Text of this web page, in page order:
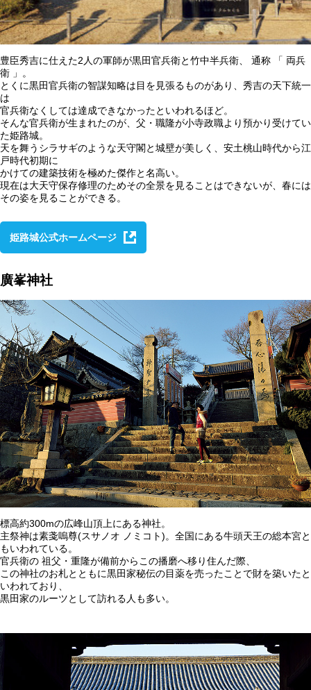
豊臣秀吉に仕えた2人の軍師が黒田官兵衛と竹中半兵衛、 通称 「 両兵
衛 」。
とくに黒田官兵衛の智謀知略は目を見張るものがあり、秀吉の天下統一
は
官兵衛なくしては達成できなかったといわれるほど。
そんな官兵衛が生まれたのが、父・職隆が小寺政職より預かり受けてい
た姫路城。
天を舞うシラサギのような天守閣と城壁が美しく、安土桃山時代から江
戸時代初期に
かけての建築技術を極めた傑作と名高い。
現在は大天守保存修理のためその全景を見ることはできないが、春には
その姿を見ることができる。
姫路城公式ホームページ
廣峯神社
標高約300mの広峰山頂上にある神社。
主祭神は素戔嗚尊(スサノオ ノミコト)。全国にある牛頭天王の総本宮と
もいわれている。
官兵衛の 祖父・重隆が備前からこの播磨へ移り住んだ際、
この神社のお札とともに黒田家秘伝の目薬を売ったことで財を築いたと
いわれており、
黒田家のルーツとして訪れる人も多い。